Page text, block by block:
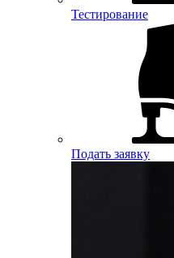
Тестирование
Подать заявку